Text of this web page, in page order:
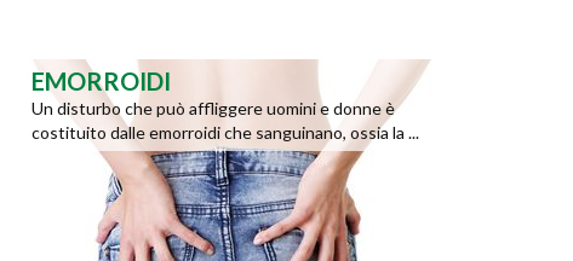
EMORROIDI
Un disturbo che può affliggere uomini e donne è
costituito dalle emorroidi che sanguinano, ossia la ...